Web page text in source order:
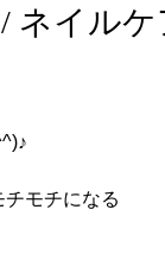
講
モチになる